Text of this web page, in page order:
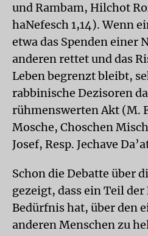
und Rambam, Hilchot
haNefesch 1,14). Wenn
etwa das Spenden einer
anderen rettet und das
Leben begrenzt bleibt,
rabbinische Dezisoren
rühmenswerten Akt (M.
Mosche, Choschen
Josef, Resp. Jechave
Schon die Debatte über
gezeigt, dass ein Teil
Bedürfnis hat, über den
anderen Menschen zu